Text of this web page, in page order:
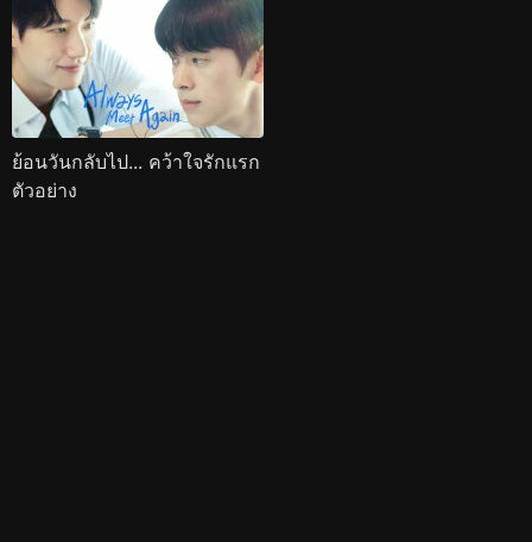
ย้อนวันกลับไป... คว้าใจรักแรก
ตัวอย่าง